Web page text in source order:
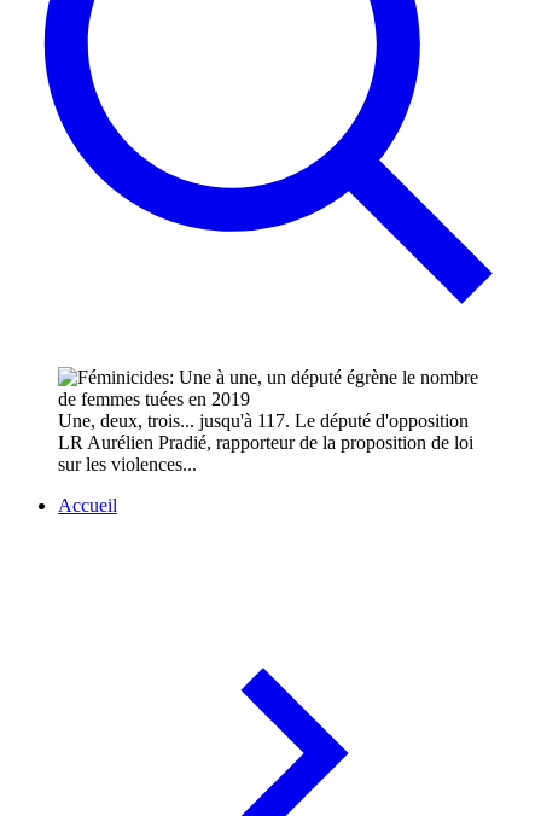
Une, deux, trois... jusqu'à 117. Le député d'opposition
LR Aurélien Pradié, rapporteur de la proposition de loi
sur les violences...
Accueil